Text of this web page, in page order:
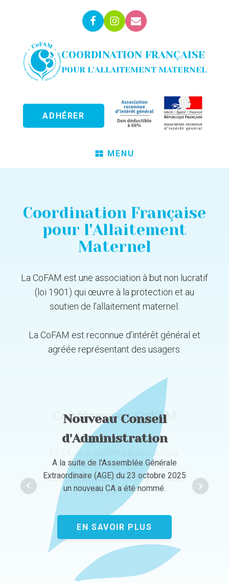
COORDINATION FRANÇAISE
POUR L'ALLAITEMENT MATERNEL
ADHÉRER
MENU
Coordination Française
pour l'Allaitement
Maternel
La CoFAM est une association à but non lucratif
(loi 1901) qui œuvre à la protection et au
soutien de l’allaitement maternel.
La CoFAM est reconnue d'intérêt général et
agréée représentant des usagers.
Nouveau Conseil
d'Administration
A la suite de l'Assemblée Générale
Extraordinaire (AGE) du 23 octobre 2025
un nouveau CA a été nommé.
EN SAVOIR PLUS
Conférences CoFAM
Le CA de la CoFAM a la joie de vous
présenter ses webinaires 2026.
Notre programme de 10 sessions a été
validé par l’IBLCE.
EN SAVOIR PLUS
Conseil scientifique
Dernière publication sur le thème de la
lactation induite
LIRE L'ARTICLE